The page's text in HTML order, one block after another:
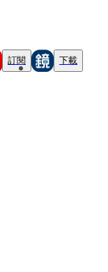
訂閱 下載